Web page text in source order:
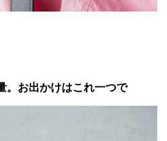
。お出かけはこれ一つで